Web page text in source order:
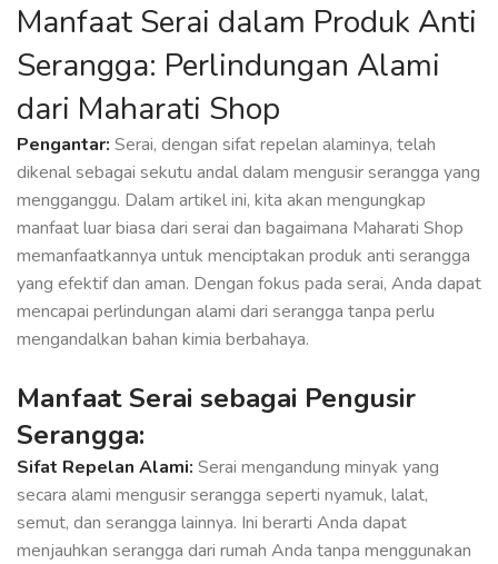
Manfaat Serai dalam Produk Anti
Serangga: Perlindungan Alami
dari Maharati Shop
Pengantar: Serai, dengan sifat repelan alaminya, telah
dikenal sebagai sekutu andal dalam mengusir serangga yang
mengganggu. Dalam artikel ini, kita akan mengungkap
manfaat luar biasa dari serai dan bagaimana Maharati Shop
memanfaatkannya untuk menciptakan produk anti serangga
yang efektif dan aman. Dengan fokus pada serai, Anda dapat
mencapai perlindungan alami dari serangga tanpa perlu
mengandalkan bahan kimia berbahaya.
Manfaat Serai sebagai Pengusir
Serangga:
Sifat Repelan Alami: Serai mengandung minyak yang
secara alami mengusir serangga seperti nyamuk, lalat,
semut, dan serangga lainnya. Ini berarti Anda dapat
menjauhkan serangga dari rumah Anda tanpa menggunakan